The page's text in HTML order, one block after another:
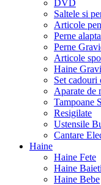
DVD
Saltele si
Articole
Perne
Perne
Articole
Haine
Set cadouri
Aparate de
Tampoane
Resigilate
Ustensile
Cantare
Haine
Haine Fete
Haine Baieti
Haine Bebe